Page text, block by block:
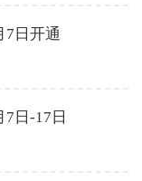
7日开通
日-17日